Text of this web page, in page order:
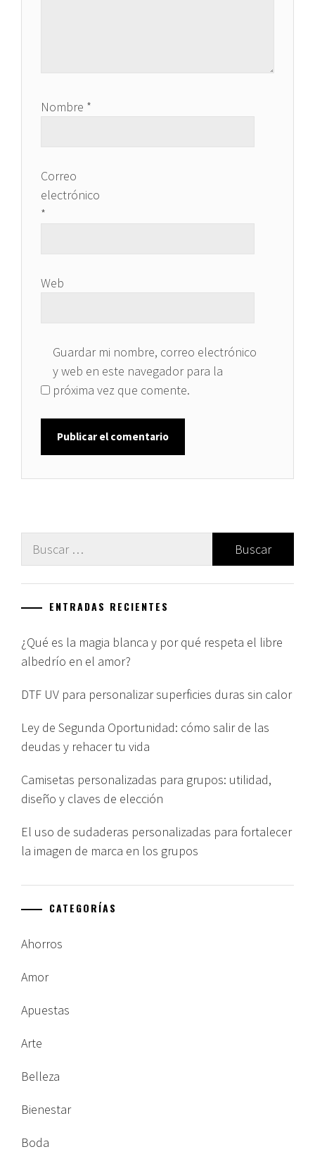
Nombre *
Correo
electrónico
*
Web
Guardar mi nombre, correo electrónico
y web en este navegador para la
próxima vez que comente.
ENTRADAS RECIENTES
¿Qué es la magia blanca y por qué respeta el libre
albedrío en el amor?
DTF UV para personalizar superficies duras sin calor
Ley de Segunda Oportunidad: cómo salir de las
deudas y rehacer tu vida
Camisetas personalizadas para grupos: utilidad,
diseño y claves de elección
El uso de sudaderas personalizadas para fortalecer
la imagen de marca en los grupos
CATEGORÍAS
Ahorros
Amor
Apuestas
Arte
Belleza
Bienestar
Boda